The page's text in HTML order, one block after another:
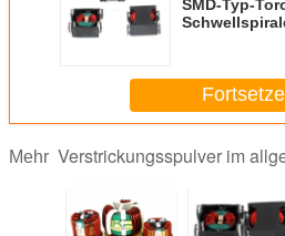
SMD-Typ-
Mehr Verstrickungsspulver im